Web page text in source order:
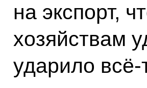
на экспорт,
хозяйствам
ударило